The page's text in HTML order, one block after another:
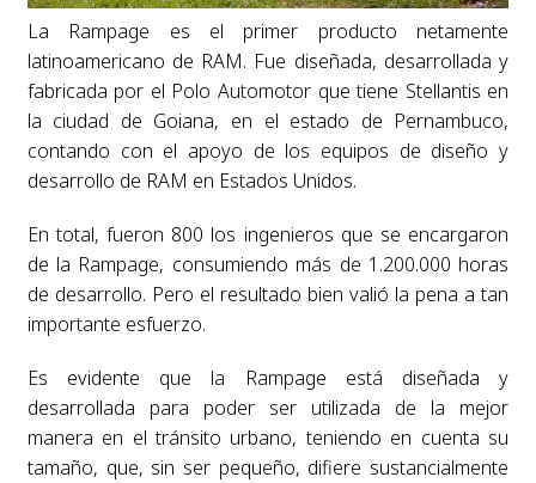
La Rampage es el primer producto netamente
latinoamericano de RAM. Fue diseñada, desarrollada y
fabricada por el Polo Automotor que tiene Stellantis en
la ciudad de Goiana, en el estado de Pernambuco,
contando con el apoyo de los equipos de diseño y
desarrollo de RAM en Estados Unidos.
En total, fueron 800 los ingenieros que se encargaron
de la Rampage, consumiendo más de 1.200.000 horas
de desarrollo. Pero el resultado bien valió la pena a tan
importante esfuerzo.
Es evidente que la Rampage está diseñada y
desarrollada para poder ser utilizada de la mejor
manera en el tránsito urbano, teniendo en cuenta su
tamaño, que, sin ser pequeño, difiere sustancialmente